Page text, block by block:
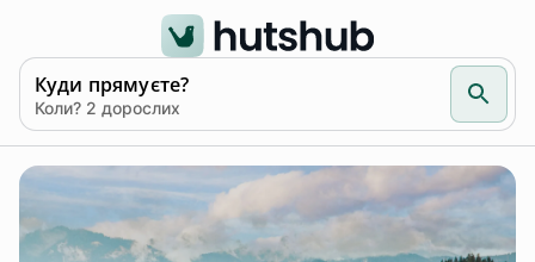
Куди прямуєте?
Коли? 2 дорослих